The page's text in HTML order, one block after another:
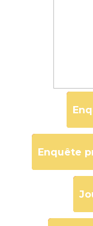
Enquête